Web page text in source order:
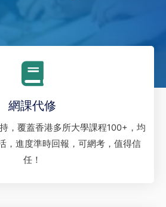
網課代修
，覆蓋香港多所大學課程100+，均
，進度準時回報，可網考，值得信
任！